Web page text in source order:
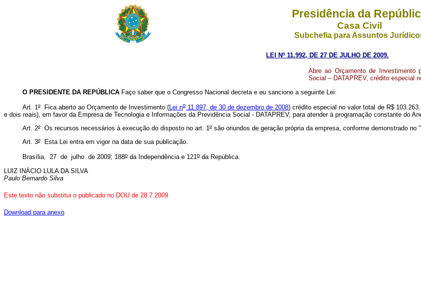
Presidência da
Casa Civil
Subchefia para Assuntos
LEI Nº 11.992, DE 27 DE JULHO DE 2009.
Abre ao Orçamento de Investimento
Social – DATAPREV, crédito especial
O PRESIDENTE DA REPÚBLICA Faço saber que o Congresso Nacional decreta e eu sanciono a seguinte Lei:
Art. 1ºFica aberto ao Orçamento de Investimento (Lei no11.897, de 30 de dezembro de 2008) crédito especial no valor total de R$
e dois reais), em favor da Empresa de Tecnologia e Informações da Previdência Social - DATAPREV, para atender à programação constante do
Art. 2ºOs recursos necessários à execução do disposto no art. 1ºsão oriundos de geração própria da empresa, conforme demonstrado
Art. 3ºEsta Lei entra em vigor na data de sua publicação.
Brasília, 27 de julho de 2009; 188oda Independência e 121oda República.
LUIZ INÁCIO LULA DA SILVA
Paulo Bernardo Silva
Este texto não substitui o publicado no DOU de 28.7.2009
Download para anexo